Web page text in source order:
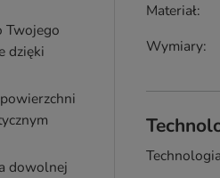
Twojego
dzięki
dowolnej
Materiał
Wymiary
Technologia